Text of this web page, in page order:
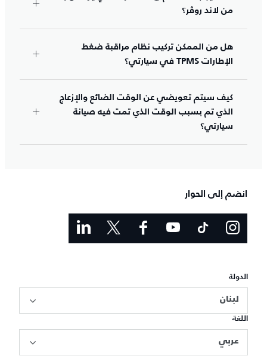
من لاند روڤر؟
هل من الممكن تركيب نظام مراقبة ضغط
الإطارات TPMS في سيارتي؟
كيف سيتم تعويضي عن الوقت الضائع والإزعاج
الذي تم بسبب الوقت الذي تمت فيه صيانة
سيارتي؟
انضم إلى الحوار
الدولة
لبنان
اللغة
عربي